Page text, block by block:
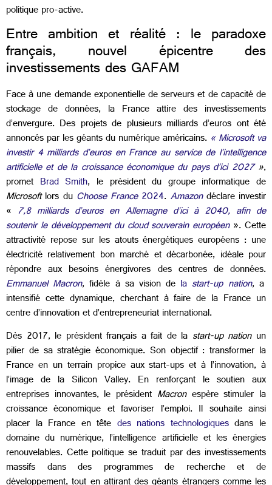
politique pro-active.
Entre ambition et réalité : le paradoxe
français, nouvel épicentre des
investissements des GAFAM
Face à une demande exponentielle de serveurs et de capacité de
stockage de données, la France attire des investissements
d’envergure. Des projets de plusieurs milliards d’euros ont été
annoncés par les géants du numérique américains. « Microsoft va
investir 4 milliards d’euros en France au service de l’intelligence
artificielle et de la croissance économique du pays d’ici 2027»,
promet Brad Smith, le président du groupe informatique de
Microsoftlors du Choose France2024. Amazondéclare investir
« 7,8 milliards d’euros en Allemagne d’ici à 2040, afin de
soutenir le développement du cloud souverain européen ». Cette
attractivité repose sur les atouts énergétiques européens : une
électricité relativement bon marché et décarbonée, idéale pour
répondre aux besoins énergivores des centres de données.
Emmanuel Macron, fidèle à sa vision de la start-up nation, a
intensifié cette dynamique, cherchant à faire de la France un
centre d’innovation et d’entrepreneuriat international.
Dès 2017, le président français a fait de la start-up nationun
pilier de sa stratégie économique. Son objectif : transformer la
France en un terrain propice aux start-ups et à l’innovation, à
l’image de la Silicon Valley. En renforçant le soutien aux
entreprises innovantes, le président Macronespère stimuler la
croissance économique et favoriser l’emploi. Il souhaite ainsi
placer la France en tête des nations technologiquesdans le
domaine du numérique, l’intelligence artificielle et les énergies
renouvelables. Cette politique se traduit par des investissements
massifs dans des programmes de recherche et de